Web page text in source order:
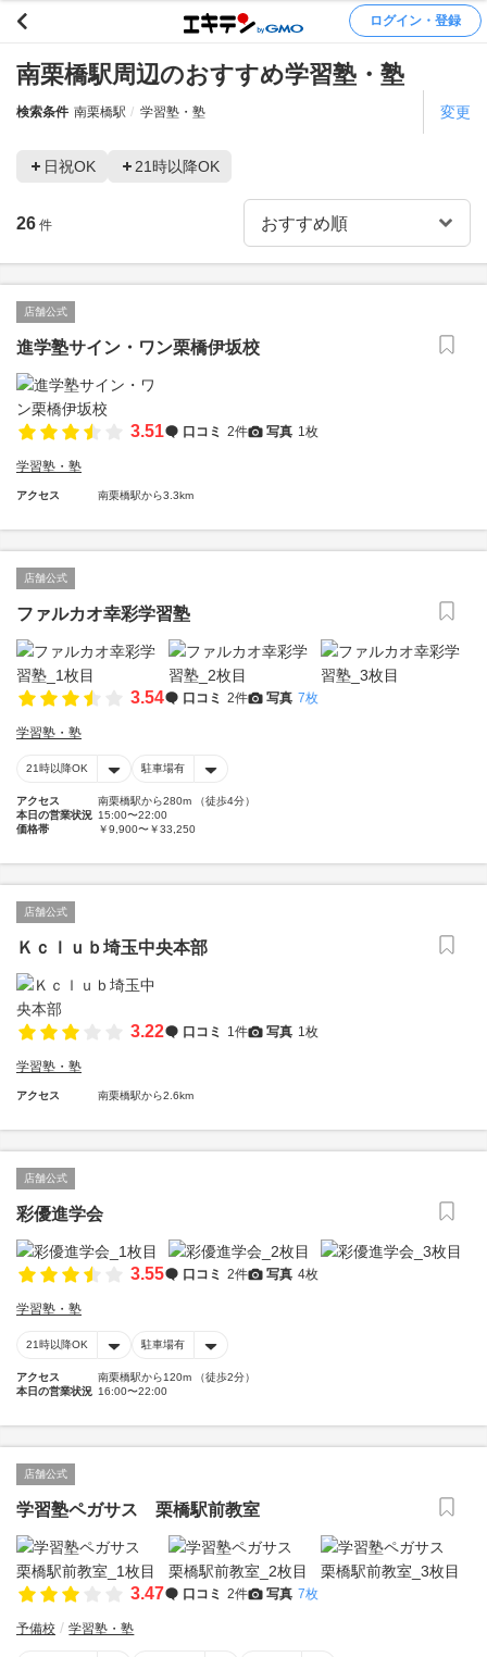
ログイン・登録
南栗橋駅周辺のおすすめ学習塾・塾
検索条件 南栗橋駅 学習塾・塾 変更
日祝OK 21時以降OK
26 件
店舗公式
進学塾サイン・ワン栗橋伊坂校
3.51 口コミ 2件 写真 1枚
学習塾・塾
アクセス 南栗橋駅から3.3km
店舗公式
ファルカオ幸彩学習塾
3.54 口コミ 2件 写真 7枚
学習塾・塾
21時以降OK 駐車場有
アクセス
南栗橋駅から280m （徒歩4分）
本日の営業状況 15:00〜22:00
価格帯
￥9,900〜￥33,250
店舗公式
Ｋｃｌｕｂ埼玉中央本部
3.22 口コミ 1件 写真 1枚
学習塾・塾
アクセス 南栗橋駅から2.6km
店舗公式
彩優進学会
3.55 口コミ 2件 写真 4枚
学習塾・塾
21時以降OK 駐車場有
アクセス
南栗橋駅から120m （徒歩2分）
本日の営業状況 16:00〜22:00
店舗公式
学習塾ペガサス 栗橋駅前教室
3.47 口コミ 2件 写真 7枚
予備校 学習塾・塾